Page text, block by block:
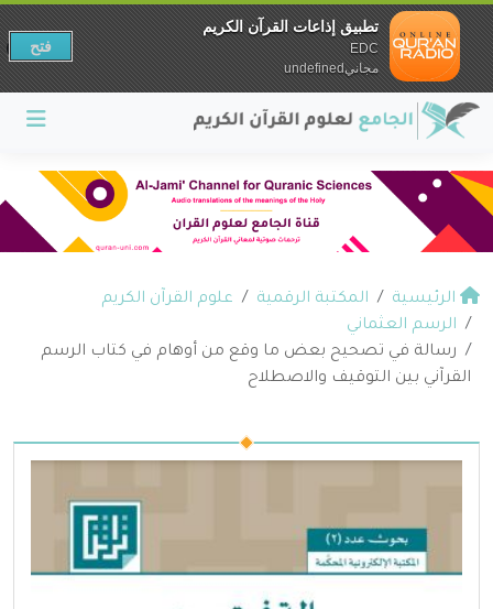
الرئيسية المكتبة الرقمية
علوم القرآن الكريم
الرسم العثماني
رسالة في تصحيح بعض ما وقع من أوهام في كتاب الرسم
القرآني بين التوقيف والاصطلاح
تطبيق إذاعات القرآن الكريم
EDC
مجانيundefined
فتح